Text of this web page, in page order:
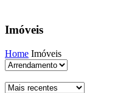
Imóveis
Home Imóveis